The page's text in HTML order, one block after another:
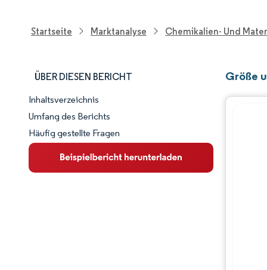
Startseite Marktanalyse Chemikalien- Und
ÜBER DIESEN BERICHT
Marktschnappschuss
Marktübersicht
Wichtige Markttrends
Inhaltsverzeichnis
Umfang des Berichts
Häufig gestellte Fragen
Größe